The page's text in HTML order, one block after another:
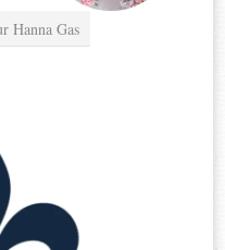
Hanna Gas